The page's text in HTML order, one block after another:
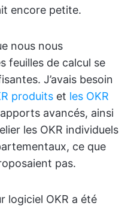
encore petite.
nous nous
feuilles de calcul se
J’avais besoin
produits et les OKR
avancés, ainsi
les OKR individuels
ce que
pas.
logiciel OKR a été